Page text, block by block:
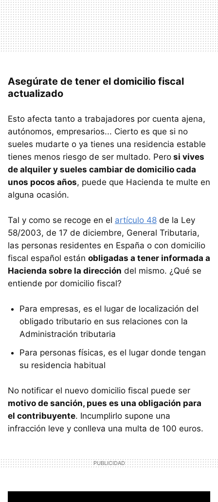
Asegúrate de tener el domicilio fiscal
actualizado
Esto afecta tanto a trabajadores por cuenta ajena,
autónomos, empresarios... Cierto es que si no
sueles mudarte o ya tienes una residencia estable
tienes menos riesgo de ser multado. Pero si vives
de alquiler y sueles cambiar de domicilio cada
unos pocos años, puede que Hacienda te multe en
alguna ocasión.
Tal y como se recoge en el artículo 48 de la Ley
58/2003, de 17 de diciembre, General Tributaria,
las personas residentes en España o con domicilio
fiscal español están obligadas a tener informada a
Hacienda sobre la dirección del mismo. ¿Qué se
entiende por domicilio fiscal?
Para empresas, es el lugar de localización del
obligado tributario en sus relaciones con la
Administración tributaria
Para personas físicas, es el lugar donde tengan
su residencia habitual
No notificar el nuevo domicilio fiscal puede ser
motivo de sanción, pues es una obligación para
el contribuyente. Incumplirlo supone una
infracción leve y conlleva una multa de 100 euros.